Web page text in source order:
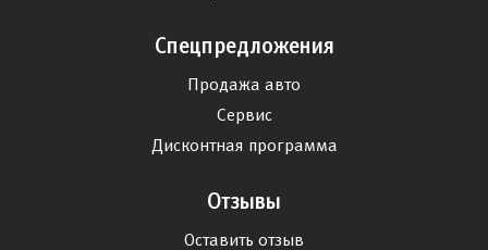
Спецпредложения
Продажа авто
Сервис
Дисконтная программа
Отзывы
Оставить отзыв